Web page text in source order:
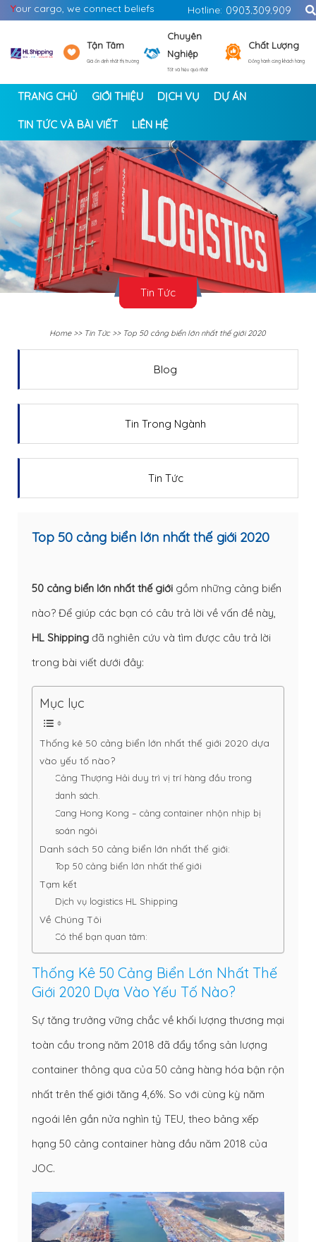
Your cargo, we connect beliefs Hotline: 0903.309.909
Tận Tâm
Giá ổn định nhất thị trường
Chuyên
Nghiệp
Tốt và hiệu quả nhất
Chất Lượng
Đồng hành cùng khách hàng
TRANG CHỦ GIỚI THIỆU DỊCH VỤ DỰ ÁN
TIN TỨC VÀ BÀI VIẾT LIÊN HỆ
< >
Tin Tức
Home>> Tin Tức>> Top 50 cảng biển lớn nhất thế giới 2020
Blog
Tin Trong Ngành
Tin Tức
Top 50 cảng biển lớn nhất thế giới 2020
50 cảng biển lớn nhất thế giới gồm những cảng biển
nào? Để giúp các bạn có câu trả lời về vấn đề này,
HL Shipping đã nghiên cứu và tìm được câu trả lời
trong bài viết dưới đây:
Mục lục
Thống kê 50 cảng biển lớn nhất thế giới 2020 dựa
vào yếu tố nào?
Cảng Thượng Hải duy trì vị trí hàng đầu trong
danh sách.
Cang Hong Kong – cảng container nhộn nhịp bị
soán ngôi
Danh sách 50 cảng biển lớn nhất thế giới:
Top 50 cảng biển lớn nhất thế giới
Tạm kết
Dịch vụ logistics HL Shipping
Về Chúng Tôi
Có thể bạn quan tâm:
Thống Kê 50 Cảng Biển Lớn Nhất Thế
Giới 2020 Dựa Vào Yếu Tố Nào?
Sự tăng trưởng vững chắc về khối lượng thương mại
toàn cầu trong năm 2018 đã đẩy tổng sản lượng
container thông qua của 50 cảng hàng hóa bận rộn
nhất trên thế giới tăng 4,6%. So với cùng kỳ năm
ngoái lên gần nửa nghìn tỷ TEU, theo bảng xếp
hạng 50 cảng container hàng đầu năm 2018 của
JOC.